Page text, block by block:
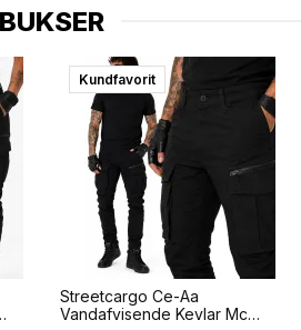
Kundfavorit
Streetcargo Ce-Aa
Vandafvisende Kevlar Mc